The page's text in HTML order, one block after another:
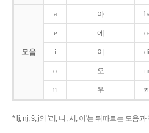
모음
a 아
e 에
i 이
o 오
u 우
* lj, nj, š, j의 '리, 니, 시, 이'는 뒤따르는 모음